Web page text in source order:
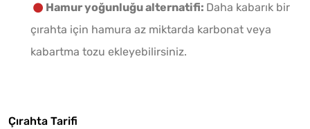
Hamur yoğunluğu alternatifi: Daha kabarık bir
çırahta için hamura az miktarda karbonat veya
kabartma tozu ekleyebilirsiniz.
Çırahta Tarifi